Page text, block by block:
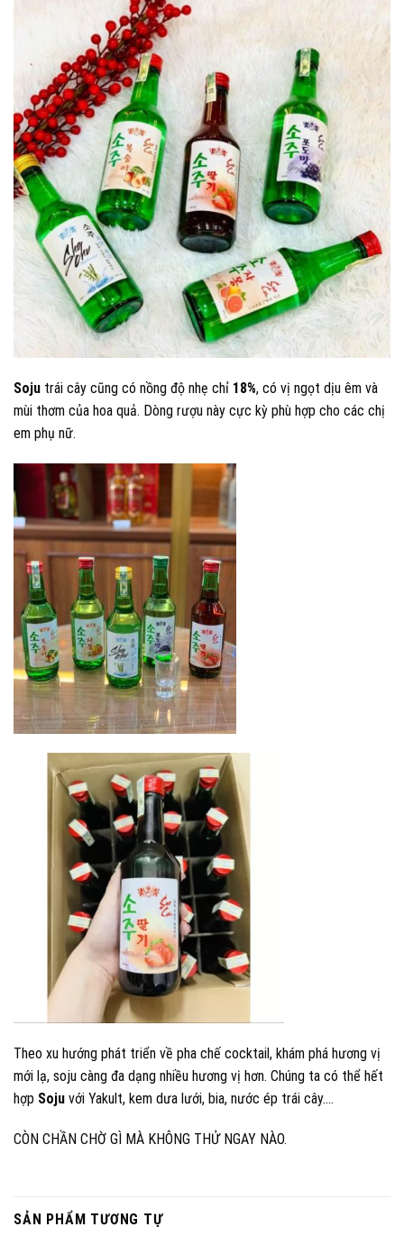
Soju trái cây cũng có nồng độ nhẹ chỉ 18%, có vị ngọt dịu êm và
mùi thơm của hoa quả. Dòng rượu này cực kỳ phù hợp cho các chị
em phụ nữ.
Theo xu hướng phát triển về pha chế cocktail, khám phá hương vị
mới lạ, soju càng đa dạng nhiều hương vị hơn. Chúng ta có thể hết
hợp Soju với Yakult, kem dưa lưới, bia, nước ép trái cây….
CÒN CHẦN CHỜ GÌ MÀ KHÔNG THỬ NGAY NÀO.
SẢN PHẨM TƯƠNG TỰ